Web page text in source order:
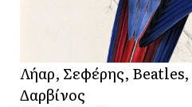
Λήαρ, Σεφέρης, Beatles,
Δαρβίνος